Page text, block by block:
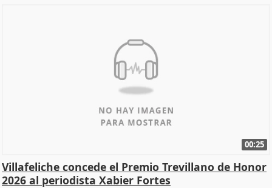
00:25
Villafeliche concede el Premio Trevillano de Honor
2026 al periodista Xabier Fortes